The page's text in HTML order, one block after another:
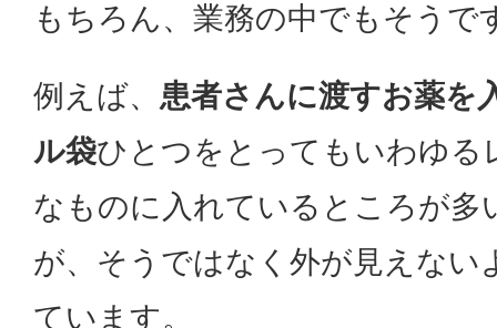
もちろん、業務の中でもそうで
例えば、 患者さんに渡すお薬を
ル袋ひとつをとってもいわゆる
なものに入れているところが多
が、そうではなく外が見えない
ています。